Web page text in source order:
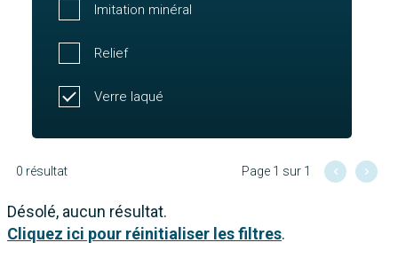
Imitation minéral
Relief
Verre laqué
0 résultat Page 1 sur 1
Désolé, aucun résultat.
Cliquez ici pour réinitialiser les filtres.